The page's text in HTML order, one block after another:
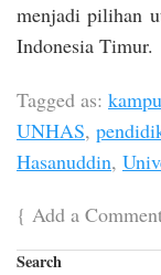
menjadi pilihan
Indonesia Timur.
Tagged as:
UNHAS,
Hasanuddin,
{ Add a
Search